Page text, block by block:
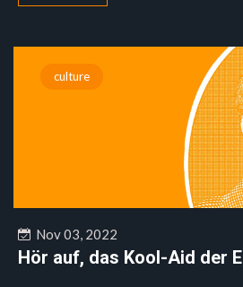
culture
Nov 03, 2022
Hör auf, das Kool-Aid der